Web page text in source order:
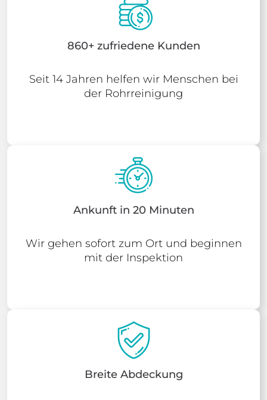
860+ zufriedene Kunden
Seit 14 Jahren helfen wir Menschen bei
der Rohrreinigung
Ankunft in 20 Minuten
Wir gehen sofort zum Ort und beginnen
mit der Inspektion
Breite Abdeckung